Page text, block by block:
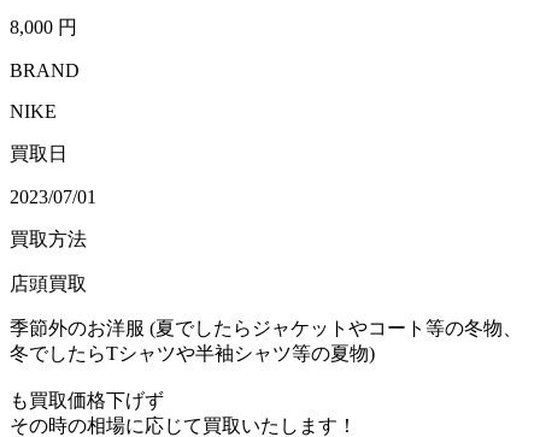
8,000 円
BRAND
NIKE
買取日
2023/07/01
買取方法
店頭買取
季節外のお洋服 (夏でしたらジャケットやコート等の冬物、
冬でしたらTシャツや半袖シャツ等の夏物)
も買取価格下げず
その時の相場に応じて買取いたします！